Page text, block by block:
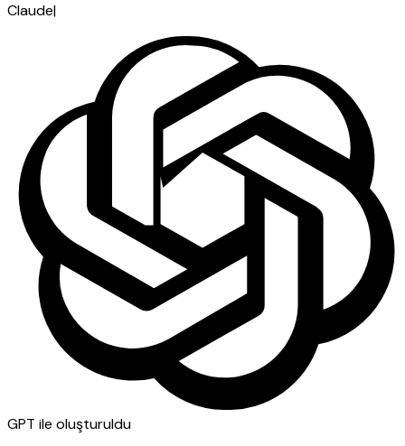
Claude|
GPT ile oluşturuldu